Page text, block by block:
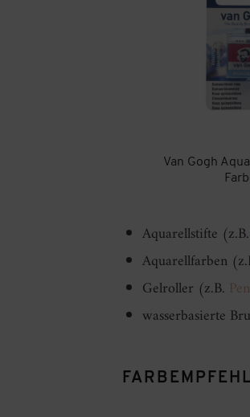
Van Gogh
Aquarellstifte (z.B.
Aquarellfarben
Gelroller (z.B.
wasserbasierte